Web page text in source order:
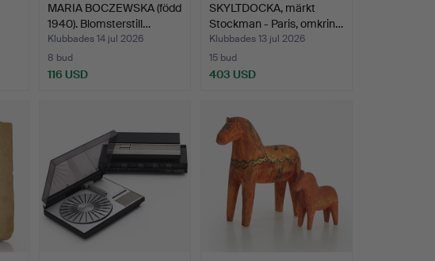
MARIA BOCZEWSKA (född
1940). Blomsterstill…
Klubbades 14 jul 2026
8 bud
116 USD
SKYLTDOCKA, märkt
Stockman - Paris, omkrin…
Klubbades 13 jul 2026
15 bud
403 USD